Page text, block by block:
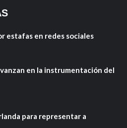
estafas en redes sociales
en la instrumentación del
para representar a